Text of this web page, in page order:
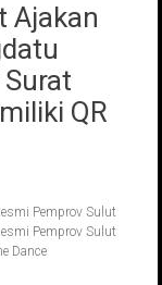
Ajakan
QR
Pemprov Sulut
Pemprov Sulut
Dance